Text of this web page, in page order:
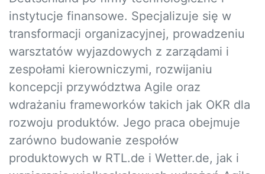
instytucje finansowe. Specjalizuje się w
transformacji organizacyjnej, prowadzeniu
warsztatów wyjazdowych z zarządami i
zespołami kierowniczymi, rozwijaniu
koncepcji przywództwa Agile oraz
wdrażaniu frameworków takich jak OKR dla
rozwoju produktów. Jego praca obejmuje
zarówno budowanie zespołów
produktowych w RTL.de i Wetter.de, jak i